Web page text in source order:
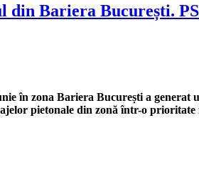
din Bariera București.
în zona Bariera București a
pietonale din zonă într-o